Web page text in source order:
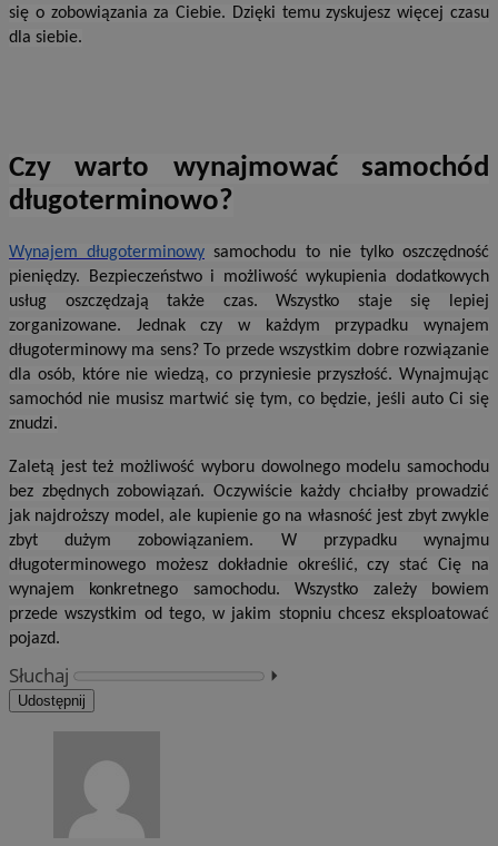
się o zobowiązania za Ciebie. Dzięki temu zyskujesz więcej czasu
dla siebie.
Czy warto wynajmować samochód
długoterminowo?
Wynajem długoterminowy samochodu to nie tylko oszczędność
pieniędzy. Bezpieczeństwo i możliwość wykupienia dodatkowych
usług oszczędzają także czas. Wszystko staje się lepiej
zorganizowane. Jednak czy w każdym przypadku wynajem
długoterminowy ma sens? To przede wszystkim dobre rozwiązanie
dla osób, które nie wiedzą, co przyniesie przyszłość. Wynajmując
samochód nie musisz martwić się tym, co będzie, jeśli auto Ci się
znudzi.
Zaletą jest też możliwość wyboru dowolnego modelu samochodu
bez zbędnych zobowiązań. Oczywiście każdy chciałby prowadzić
jak najdroższy model, ale kupienie go na własność jest zbyt zwykle
zbyt dużym zobowiązaniem. W przypadku wynajmu
długoterminowego możesz dokładnie określić, czy stać Cię na
wynajem konkretnego samochodu. Wszystko zależy bowiem
przede wszystkim od tego, w jakim stopniu chcesz eksploatować
pojazd.
Słuchaj ⏵︎
Udostępnij